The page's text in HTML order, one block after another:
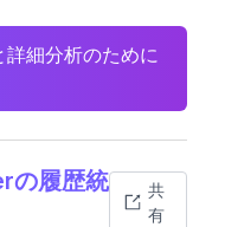
細分析のために
の履歴統
共
有